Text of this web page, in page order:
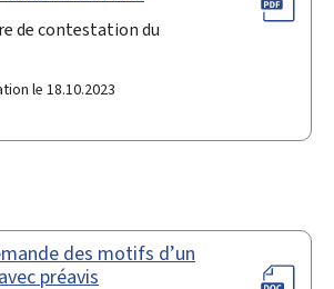
de contestation du
le 18.10.2023
des motifs d’un
préavis